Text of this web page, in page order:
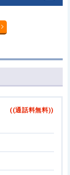
((通話料無料))